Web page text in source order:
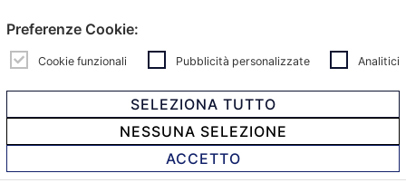
personalCaf
© 2021 Confartigianato Imprese Mandamento Bologna -
Via Papini, 18 - 40128 Bologna - Italy
Preferenze Cookie:
Cookie funzionali Pubblicità personalizzate Analitici
SELEZIONA TUTTO
NESSUNA SELEZIONE
ACCETTO